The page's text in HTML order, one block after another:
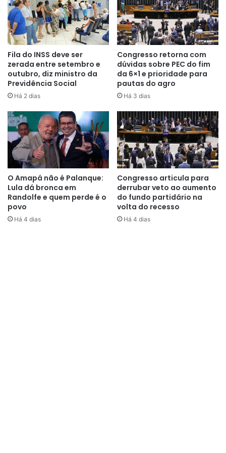
Outros R$ 900 milhões
R$ 900 milhões continuam bloqueados, o que ainda deixa
o caixa das universidades com recursos insuficientes para
a realização de todos os pagamentos já assumidos.
Fila do INSS deve ser
zerada entre setembro e
outubro, diz ministro da
Previdência Social
Há 2 dias
Congresso retorna com
dúvidas sobre PEC do fim
da 6×1 e prioridade para
pautas do agro
Há 3 dias
O Amapá não é Palanque:
Lula dá bronca em
Randolfe e quem perde é o
povo
Há 4 dias
Congresso articula para
derrubar veto ao aumento
do fundo partidário na
volta do recesso
Há 4 dias